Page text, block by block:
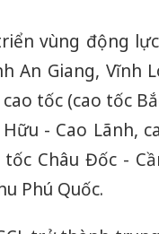
vùng động
An Giang, Vĩnh
tốc (cao tốc
- Cao Lãnh,
tốc Châu Đốc -
Phú Quốc.